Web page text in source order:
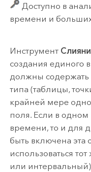
Доступно в
времени и
Инструмент
создания единого
должны содержать
типа (таблицы,
крайней мере
поля. Если в
времени, то и для
быть включена эта
использоваться
или